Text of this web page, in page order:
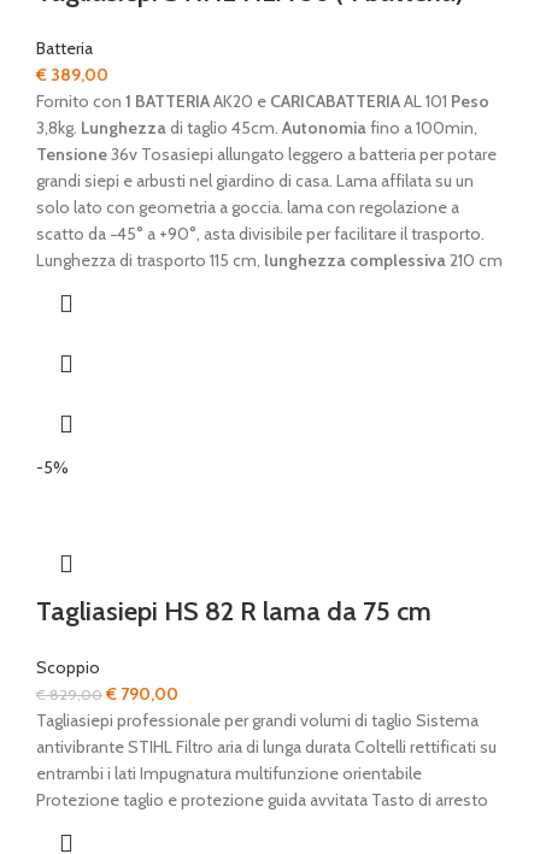
Batteria
€ 389,00
Fornito con 1 BATTERIAAK20 e CARICABATTERIAAL 101 Peso
3,8kg. Lunghezzadi taglio 45cm. Autonomiafino a 100min,
Tensione36v Tosasiepi allungato leggero a batteria per potare
grandi siepi e arbusti nel giardino di casa. Lama affilata su un
solo lato con geometria a goccia. lama con regolazione a
scatto da −45° a +90°, asta divisibile per facilitare il trasporto.
Lunghezza di trasporto 115 cm, lunghezza complessiva210 cm
-5%
Tagliasiepi HS 82 R lama da 75 cm
Scoppio
€829,00Il
prezzo
originale
era:
€ 829,00.
€ 790,00
prezzo
attuale
è:
€ 790,00.
Tagliasiepi professionale per grandi volumi di taglio Sistema
antivibrante STIHL Filtro aria di lunga durata Coltelli rettificati su
entrambi i lati Impugnatura multifunzione orientabile
Protezione taglio e protezione guida avvitata Tasto di arresto